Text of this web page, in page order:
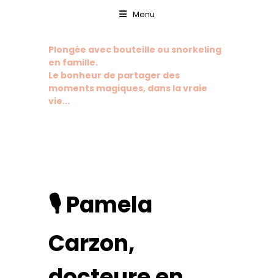
Menu
Plongée avec bouteille ou snorkeling
en famille.
Le bonheur de partager des
moments magiques, dans la vraie
vie...
🎙️ Pamela
Carzon,